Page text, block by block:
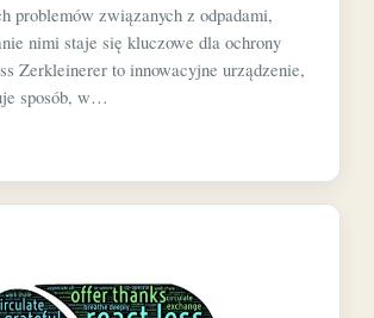
problemów związanych z odpadami,
nimi staje się kluczowe dla ochrony
Zerkleinerer to innowacyjne urządzenie,
sposób, w…